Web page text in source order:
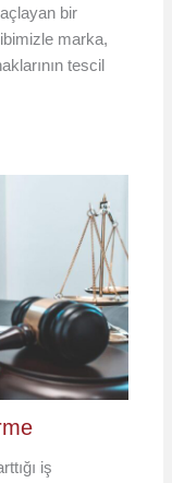
bir
marka,
tescil
iş